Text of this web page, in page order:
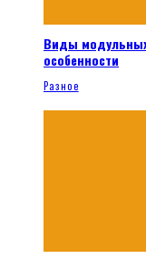
Виды
особенности
Разное